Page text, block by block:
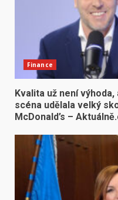
Finance
Kvalita už není
scéna udělala velký
McDonald’s –